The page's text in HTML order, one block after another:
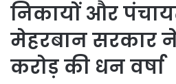
निकायों और
मेहरबान सरकार
करोड़ की धन वर्षा